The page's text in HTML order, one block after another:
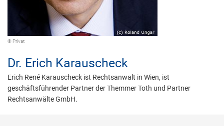
© Privat
Dr. Erich Karauscheck
Erich René Karauscheck ist Rechtsanwalt in Wien, ist
geschäftsführender Partner der Themmer Toth und Partner
Rechtsanwälte GmbH.